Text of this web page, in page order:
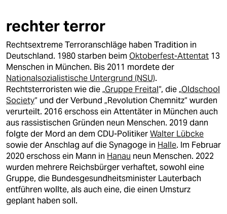
kultur
sport
berlin
nord
wahrheit
verlag
verlag
veranstaltungen
shop
rechter terror
Rechtsextreme Terroranschläge haben Tradition in
Deutschland. 1980 starben beim Oktoberfest-Attentat 13
Menschen in München. Bis 2011 mordete der
Nationalsozialistische Untergrund (NSU).
Rechtsterroristen wie die „Gruppe Freital“, die „Oldschool
Society“ und der Verbund „Revolution Chemnitz“ wurden
verurteilt. 2016 erschoss ein Attentäter in München auch
aus rassistischen Gründen neun Menschen. 2019 dann
folgte der Mord an dem CDU-PolitikerWalter Lübcke
sowie der Anschlag auf die Synagoge in Halle. Im Februar
2020 erschoss ein Mann in Hanau neun Menschen. 2022
wurden mehrere Reichsbürger verhaftet, sowohl eine
Gruppe, die Bundesgesundheitsminister Lauterbach
entführen wollte, als auch eine, die einen Umsturz
geplant haben soll.